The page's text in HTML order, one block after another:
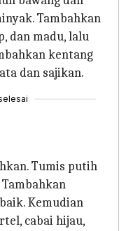
Tambahkan
dan madu, lalu
kentang
dan sajikan.
Tumis putih
Kemudian
cabai hijau,